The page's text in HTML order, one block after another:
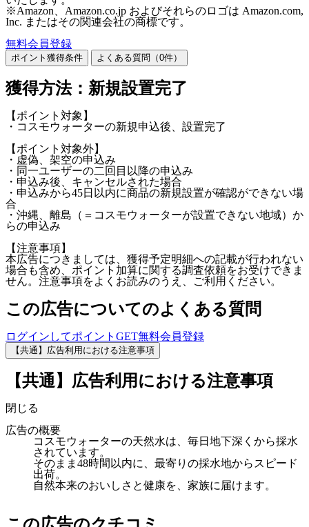
※Amazon、Amazon.co.jp およびそれらのロゴは Amazon.com,
Inc. またはその関連会社の商標です。
無料会員登録
ポイント獲得条件 よくある質問（0件）
獲得方法：新規設置完了
【ポイント対象】
・コスモウォーターの新規申込後、設置完了
【ポイント対象外】
・虚偽、架空の申込み
・同一ユーザーの二回目以降の申込み
・申込み後、キャンセルされた場合
・申込みから45日以内に商品の新規設置が確認ができない場
合
・沖縄、離島（＝コスモウォーターが設置できない地域）か
らの申込み
【注意事項】
本広告につきましては、獲得予定明細への記載が行われない
場合も含め、ポイント加算に関する調査依頼をお受けできま
せん。注意事項をよくお読みのうえ、ご利用ください。
この広告についてのよくある質問
ログインしてポイントGET無料会員登録
【共通】広告利用における注意事項
【共通】広告利用における注意事項
閉じる
広告の概要
コスモウォーターの天然水は、毎日地下深くから採水
されています。
そのまま48時間以内に、最寄りの採水地からスピード
出荷。
自然本来のおいしさと健康を、家族に届けます。